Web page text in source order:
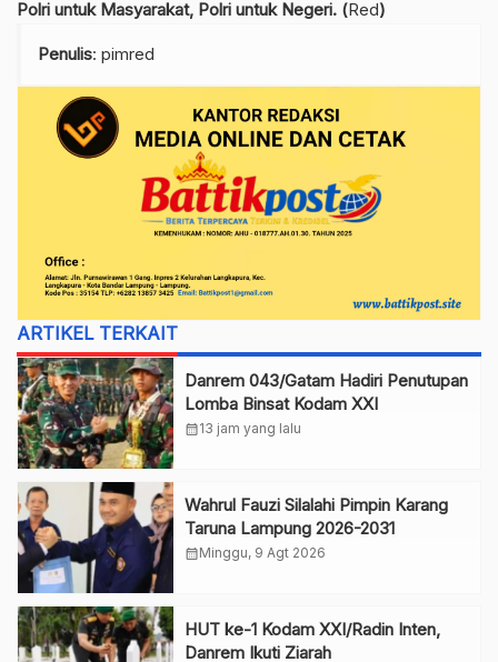
Polri untuk Masyarakat, Polri untuk Negeri. (Red)
Penulis: pimred
ARTIKEL TERKAIT
Danrem 043/Gatam Hadiri Penutupan
Lomba Binsat Kodam XXI
calendar_month13 jam yang lalu
Wahrul Fauzi Silalahi Pimpin Karang
Taruna Lampung 2026-2031
calendar_monthMinggu, 9 Agt 2026
HUT ke-1 Kodam XXI/Radin Inten,
Danrem Ikuti Ziarah